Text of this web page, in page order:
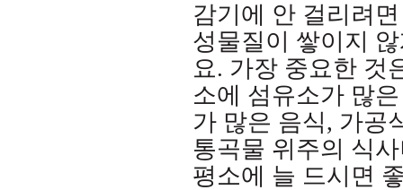
감기에 안 걸리려
성물질이 쌓이지
요. 가장 중요한 것
소에 섬유소가 많
가 많은 음식, 가공
통곡물 위주의 식
평소에 늘 드시면